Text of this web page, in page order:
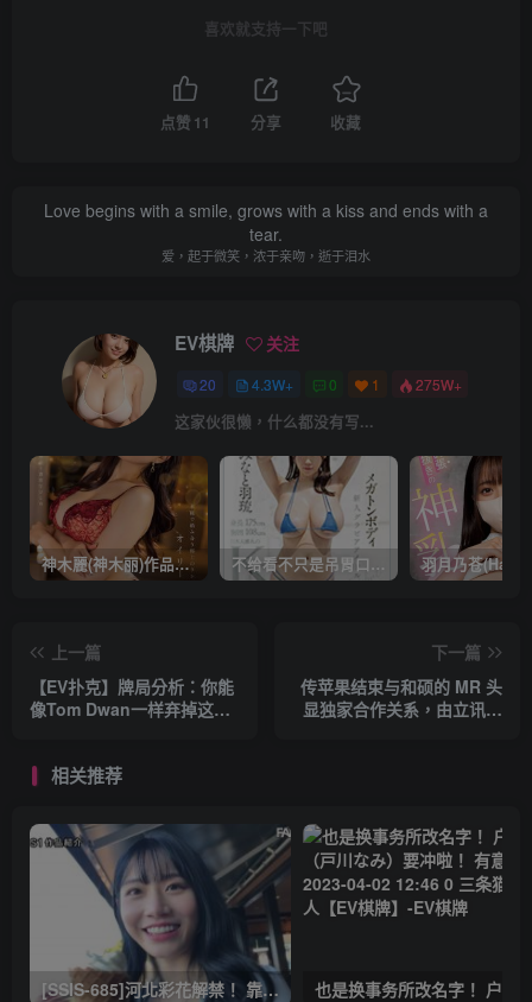
喜欢就支持一下吧
点赞 11 分享 收藏
Love begins with a smile, grows with a kiss and ends with a
tear.
爱，起于微笑，浓于亲吻，逝于泪水
EV棋牌 关注
20 4.3W+ 0 1 275W+
这家伙很懒，什么都没有写...
神木麗(神木丽)作品STARS-804发布！出道一周年，华丽布拉甲闪亮动人！【EV棋牌】 不给看不只是吊胃口！K奶的みなと羽琉(凑羽琉)原来是无码妹「水原圣子」？【EV棋牌】
上一篇
【EV扑克】牌局分析：你能
像Tom Dwan一样弃掉这手
下一篇
传苹果结束与和硕的 MR 头
显独家合作关系，由立讯精
相关推荐
[SSIS-685]河北彩花解禁！ 靠这支作品再拿下销售冠军！ 有意思吧 2023-03-30 14:25 0 三条猫娱乐达人【EV棋牌】